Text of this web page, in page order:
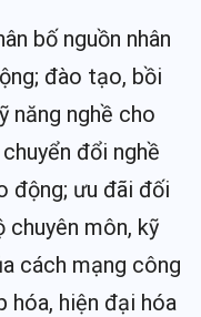
bố nguồn nhân
đào tạo, bồi
năng nghề cho
đổi nghề
động; ưu đãi đối
môn, kỹ
cách mạng công
hóa, hiện đại hóa